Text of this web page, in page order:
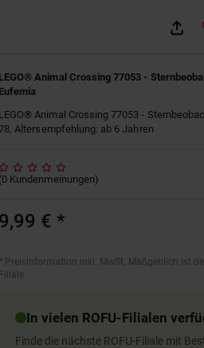
LEGO® Animal Crossing 77053 -
Eufemia
LEGO® Animal Crossing 77053 -
Altersempfehlung: ab 6 Jahren
(0 Kundenmeinungen)
9,99 € *
* Preisinformation inkl. MwSt. Maßgeblich ist
Filiale.
In vielen ROFU-Filialen
Finde die nächste ROFU-Filiale mit